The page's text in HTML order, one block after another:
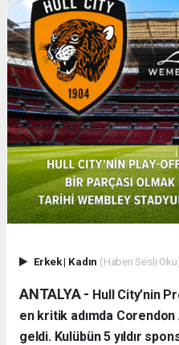
Erkek| Kadın (Haberi Sesli
ANTALYA - Hull City’nin
en kritik adımda
geldi. Kulübün 5 yıldır